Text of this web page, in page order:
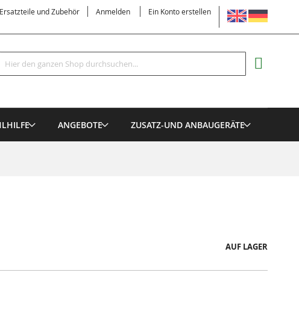
SPRACHE
und Zubehör Anmelden Ein Konto erstellen
Suche
ANGEBOTE ZUSATZ-UND ANBAUGERÄTE
AUF LAGER